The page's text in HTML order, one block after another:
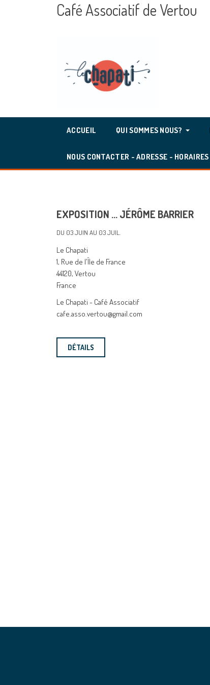
Café Associatif de Vertou
ACCUEIL QUI SOMMES NOUS?
NOUS CONTACTER - ADRESSE - HORAIRES
EXPOSITION ... JÉRÔME BARRIER
DU 03 JUIN AU 03 JUIL.
Le Chapati
1, Rue de l'Île de France
44120, Vertou
France
Le Chapati - Café Associatif
cafe.asso.vertou@gmail.com
DÉTAILS